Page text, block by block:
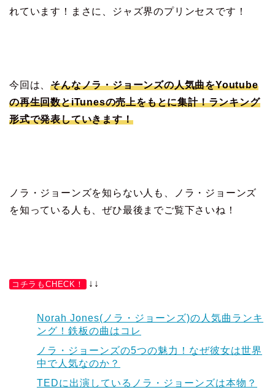
れています！まさに、ジャズ界のプリンセスです！
今回は、そんなノラ・ジョーンズの人気曲をYoutube
の再生回数とiTunesの売上をもとに集計！ランキング
形式で発表していきます！
ノラ・ジョーンズを知らない人も、ノラ・ジョーンズ
を知っている人も、ぜひ最後までご覧下さいね！
コチラもCHECK！ ↓↓
Norah Jones(ノラ・ジョーンズ)の人気曲ランキ
ング！鉄板の曲はコレ
ノラ・ジョーンズの5つの魅力！なぜ彼女は世界
中で人気なのか？
TEDに出演しているノラ・ジョーンズは本物？